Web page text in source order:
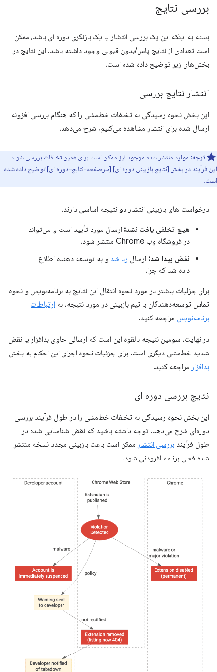
بررسی نتایج
بسته به اینکه این یک بررسی انتشار یا یک بازنگری دوره ای باشد، ممکن
است تعدادی از نتایج پاس/بدون قبولی وجود داشته باشد. این نتایج در
بخش‌های زیر توضیح داده شده است.
انتشار نتایج بررسی
این بخش نحوه رسیدگی به تخلفات خط‌مشی را که هنگام بررسی افزونه
ارسال شده برای انتشار مشاهده می‌کنیم، شرح می‌دهد.
توجه: موارد منتشر شده موجود نیز ممکن است برای همین تخلفات بررسی شوند.
این فرآیند در بخش [نتایج بازبینی دوره ای] [سرصفحه-نتایج-دوره ای] توضیح داده شده
است.
درخواست های بازبینی انتشار دو نتیجه اساسی دارند.
هیچ تخلفی یافت نشد: ارسال مورد تأیید است و می‌تواند
در فروشگاه وب Chrome منتشر شود.
نقض پیدا شد: ارسال رد شد و به توسعه دهنده اطلاع
داده شد که چرا.
برای جزئیات بیشتر در مورد نحوه انتقال این نتایج به برنامه‌نویس و نحوه
تماس توسعه‌دهندگان با تیم بازبینی در مورد نتیجه، به ارتباطات
برنامه‌نویس مراجعه کنید.
در نهایت، سومین نتیجه بالقوه این است که ارسالی حاوی بدافزار یا نقض
شدید خط‌مشی دیگری است. برای جزئیات نحوه اجرای این احکام به بخش
بدافزار مراجعه کنید.
نتایج بررسی دوره ای
این بخش نحوه رسیدگی به تخلفات خط‌مشی را در طول فرآیند بررسی
دوره‌ای شرح می‌دهد. توجه داشته باشید که نقض شناسایی شده در
طول فرآیند بررسی انتشار ممکن است باعث بازبینی مجدد نسخه منتشر
شده فعلی برنامه افزودنی شود.